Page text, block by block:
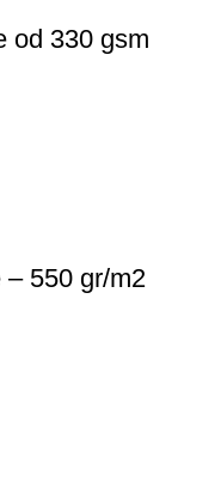
od 330 gsm
550 gr/m2